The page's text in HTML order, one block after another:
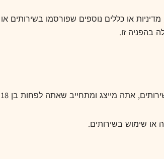
מדיניות או כללים נוספים שפורסמו בשירותים או
בהפניה זו.
אתה מייצג ומתחייב שאתה לפחות בן 18.
או שימוש בשירותים.